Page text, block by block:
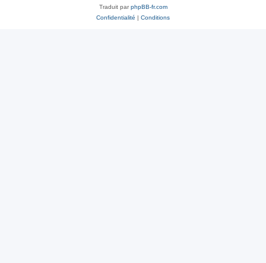
Traduit parphpBB-fr.com
Confidentialité | Conditions